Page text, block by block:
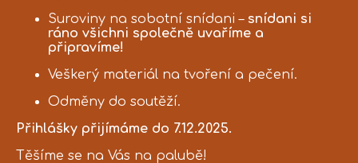
Suroviny na sobotní snídani – snídani si
ráno všichni společně uvaříme a
připravíme!
Veškerý materiál na tvoření a pečení.
Odměny do soutěží.
Přihlášky přijímáme do 7.12.2025.
Těšíme se na Vás na palubě!